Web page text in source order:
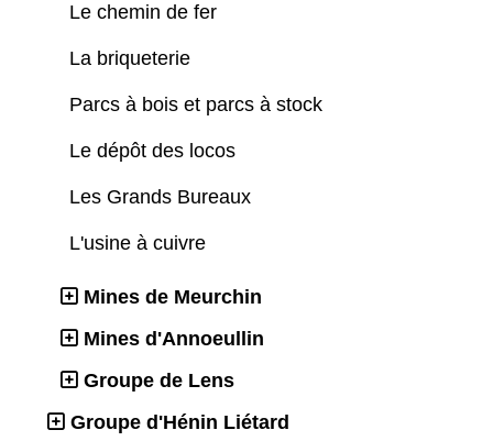
Le chemin de fer
La briqueterie
Parcs à bois et parcs à stock
Le dépôt des locos
Les Grands Bureaux
L'usine à cuivre
Mines de Meurchin
Mines d'Annoeullin
Groupe de Lens
Groupe d'Hénin Liétard